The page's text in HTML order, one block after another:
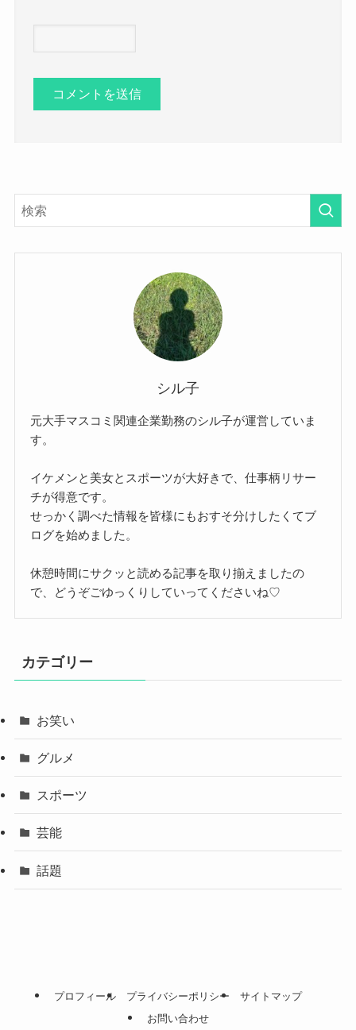
シル子
元大手マスコミ関連企業勤務のシル子が運営していま
す。
イケメンと美女とスポーツが大好きで、仕事柄リサー
チが得意です。
せっかく調べた情報を皆様にもおすそ分けしたくてブ
ログを始めました。
休憩時間にサクッと読める記事を取り揃えましたの
で、どうぞごゆっくりしていってくださいね♡
カテゴリー
お笑い
グルメ
スポーツ
芸能
話題
プロフィール プライバシーポリシー
サイトマップ
お問い合わせ